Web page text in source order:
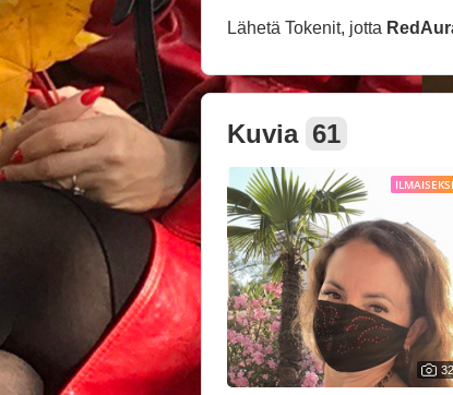
Lähetä Tokenit, jotta
Kuvia 61
ILMAISEKSI
32